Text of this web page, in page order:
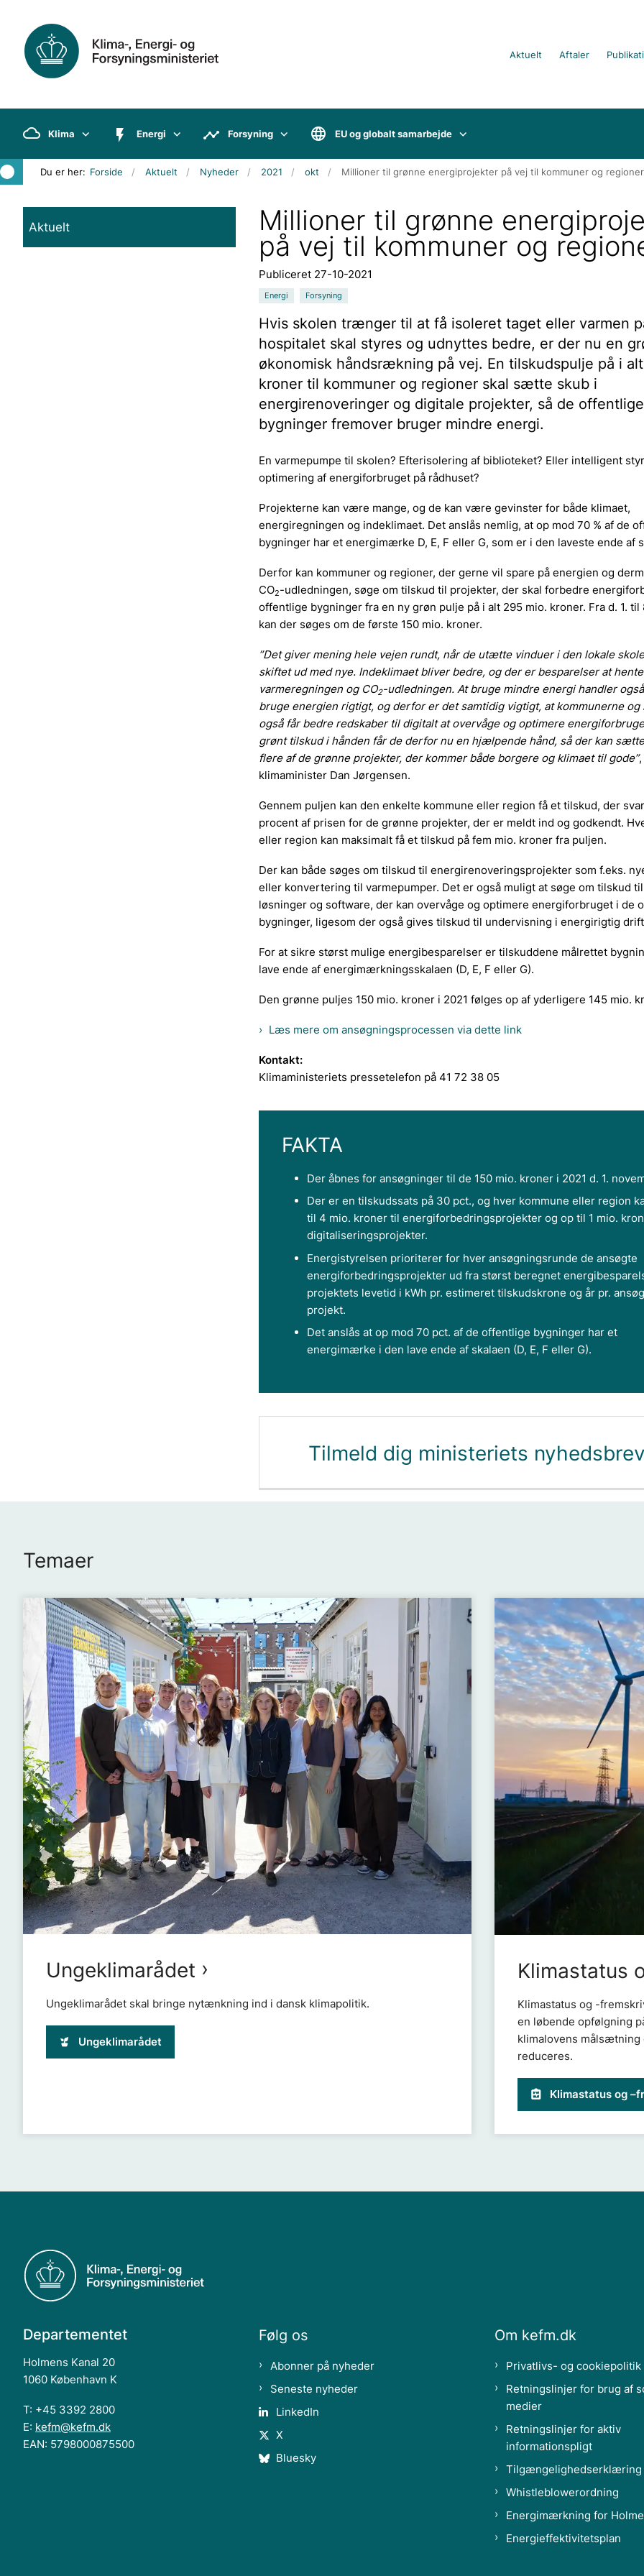
Aktuelt Aftaler
Klima Energi Forsyning EU og globalt samarbejde
Du er her: Forside Aktuelt Nyheder 2021 okt Millioner til grønne energiprojekter på vej til kommuner og regioner
Aktuelt Millioner til grønne
på vej til kommuner og
Publiceret 27-10-2021
Energi Forsyning
Hvis skolen trænger til at få isoleret taget eller varmen
hospitalet skal styres og udnyttes bedre, er der nu en
økonomisk håndsrækning på vej. En tilskudspulje på i
kroner til kommuner og regioner skal sætte skub i
energirenoveringer og digitale projekter, så de offentlige
bygninger fremover bruger mindre energi.
En varmepumpe til skolen? Efterisolering af biblioteket? Eller intelligent
optimering af energiforbruget på rådhuset?
Projekterne kan være mange, og de kan være gevinster for både klimaet,
energiregningen og indeklimaet. Det anslås nemlig, at op mod 70 % af de
bygninger har et energimærke D, E, F eller G, som er i den laveste ende af
Derfor kan kommuner og regioner, der gerne vil spare på energien og
CO2-udledningen, søge om tilskud til projekter, der skal forbedre
offentlige bygninger fra en ny grøn pulje på i alt 295 mio. kroner. Fra d. 1. til
kan der søges om de første 150 mio. kroner.
”Det giver mening hele vejen rundt, når de utætte vinduer i den lokale
skiftet ud med nye. Indeklimaet bliver bedre, og der er besparelser at
varmeregningen og CO2-udledningen. At bruge mindre energi handler
bruge energien rigtigt, og derfor er det samtidig vigtigt, at kommunerne og
også får bedre redskaber til digitalt at overvåge og optimere
grønt tilskud i hånden får de derfor nu en hjælpende hånd, så der kan
flere af de grønne projekter, der kommer både borgere og klimaet til gode”
klimaminister Dan Jørgensen.
Gennem puljen kan den enkelte kommune eller region få et tilskud, der
procent af prisen for de grønne projekter, der er meldt ind og godkendt.
eller region kan maksimalt få et tilskud på fem mio. kroner fra puljen.
Der kan både søges om tilskud til energirenoveringsprojekter som f.eks.
eller konvertering til varmepumper. Det er også muligt at søge om tilskud
løsninger og software, der kan overvåge og optimere energiforbruget i de
bygninger, ligesom der også gives tilskud til undervisning i energirigtig
For at sikre størst mulige energibesparelser er tilskuddene målrettet
lave ende af energimærkningsskalaen (D, E, F eller G).
Den grønne puljes 150 mio. kroner i 2021 følges op af yderligere 145 mio.
Læs mere om ansøgningsprocessen via dette link
Kontakt:
Klimaministeriets pressetelefon på 41 72 38 05
FAKTA
Der åbnes for ansøgninger til de 150 mio. kroner i 2021 d. 1.
Der er en tilskudssats på 30 pct., og hver kommune eller region
til 4 mio. kroner til energiforbedringsprojekter og op til 1 mio.
digitaliseringsprojekter.
Energistyrelsen prioriterer for hver ansøgningsrunde de ansøgte
energiforbedringsprojekter ud fra størst beregnet
projektets levetid i kWh pr. estimeret tilskudskrone og år pr.
projekt.
Det anslås at op mod 70 pct. af de offentlige bygninger har et
energimærke i den lave ende af skalaen (D, E, F eller G).
Tilmeld dig ministeriets
Temaer
Ungeklimarådet
Ungeklimarådet skal bringe nytænkning ind i dansk klimapolitik.
Ungeklimarådet
Klimastatus
Klimastatus og -
en løbende opfølgning
klimalovens målsætning
reduceres.
Klimastatus og
Departementet
Holmens Kanal 20
1060 København K
T: +45 3392 2800
E: kefm@kefm.dk
EAN: 5798000875500
Følg os
Abonner på nyheder
Seneste nyheder
LinkedIn
X
Bluesky
Om kefm.dk
Privatlivs- og cookiepolitik
Retningslinjer for brug af
medier
Retningslinjer for aktiv
informationspligt
Tilgængelighedserklæring
Whistleblowerordning
Energimærkning for
Energieffektivitetsplan